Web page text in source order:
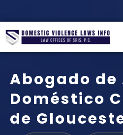
Abogado de
Doméstico
de